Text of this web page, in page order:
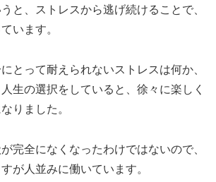
と、ストレスから逃げ続けることで、
います。
とって耐えられないストレスは何か、
生の選択をしていると、徐々に楽しく
りました。
完全になくなったわけではないので、
が人並みに働いています。